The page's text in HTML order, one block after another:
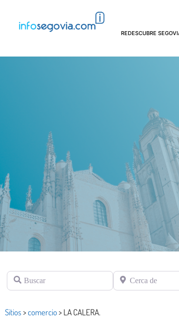
REDESCUBRE
Buscar Cerca de
Sitios >comercio>LA CALERA.